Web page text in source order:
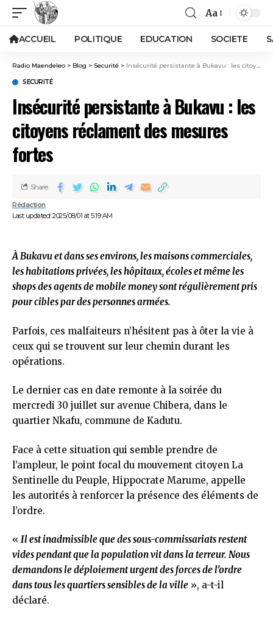
Aa
ACCUEIL POLITIQUE EDUCATION SOCIETE
Radio Maendeleo > Blog > Securité > Insécurité persistante à Bukavu : les citoyens réclament des mesures fortes
SECURITÉ
Insécurité persistante à Bukavu : les
citoyens réclament des mesures
fortes
Last updated: 2025/08/01 at 5:19 AM
Rédaction
Share
À Bukavu et dans ses environs, les maisons commerciales,
les habitations privées, les hôpitaux, écoles et même les
shops des agents de mobile money sont régulièrement pris
pour cibles par des personnes armées.
Parfois, ces malfaiteurs n’hésitent pas à ôter la vie à
ceux qui se trouvent sur leur chemin durant les
opérations.
Le dernier cas en date remonte à la soirée du
mercredi 30 juillet sur avenue Chibera, dans le
quartier Nkafu, commune de Kadutu.
Face à cette situation qui semble prendre de
l’ampleur, le point focal du mouvement citoyen La
Sentinelle du Peuple, Hippocrate Marume, appelle
les autorités à renforcer la présence des éléments de
l’ordre.
« Il est inadmissible que des sous-commissariats restent
vides pendant que la population vit dans la terreur. Nous
demandons le déploiement urgent des forces de l’ordre
dans tous les quartiers sensibles de la ville », a-t-il
déclaré.